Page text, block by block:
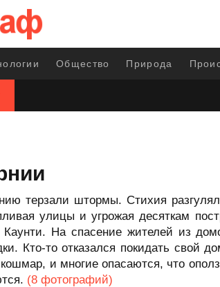
Общество Природа
терзали штормы. Стихия
улицы и угрожая десяткам
На спасение жителей из
Кто-то отказался покидать свой
и многие опасаются, что
(8 фотографий)